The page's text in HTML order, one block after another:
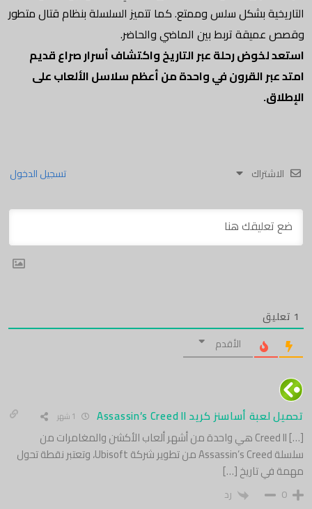
التاريخية بشكل سلس وممتع. كما تتميز السلسلة بنظام قتال متطور
وقصص عميقة تربط بين الماضي والحاضر.
استعد لخوض رحلة عبر التاريخ واكتشاف أسرار صراع قديم
امتد عبر القرون في واحدة من أعظم سلاسل الألعاب على
الإطلاق.
الاشتراك تسجيل الدخول
1 تعليق
الأقدم
تحميل لعبة أساسنز كريد Assassin’s Creed II
[…] Creed II هي واحدة من أشهر ألعاب الأكشن والمغامرات من
سلسلة Assassin’s Creed من تطوير شركة Ubisoft، وتعتبر نقطة تحول
مهمة في تاريخ […]
0 رد